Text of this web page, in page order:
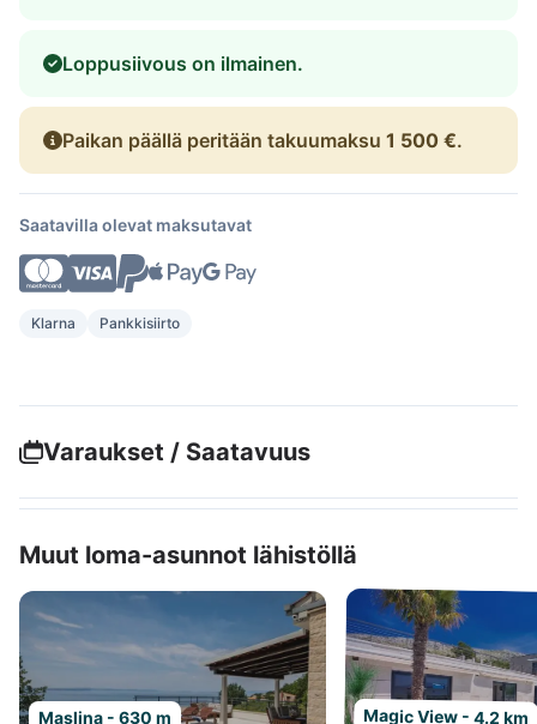
Loppusiivous on ilmainen.
Paikan päällä peritään takuumaksu 1 500 €.
Saatavilla olevat maksutavat
Klarna Pankkisiirto
Varaukset / Saatavuus
Muut loma-asunnot lähistöllä
Maslina - 630 m Magic View - 4.2 km